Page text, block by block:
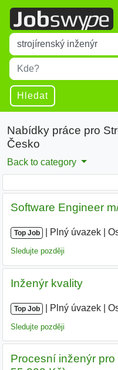
Title
Type 1 or more characters
Místo
Type 1 or more characters
Hledat
Nabídky práce pro
Česko
Back to category
Software Engineer
Top Job Plný úvazek
Sledujte později
Inženýr kvality
Top Job Plný úvazek
Sledujte později
Procesní inženýr